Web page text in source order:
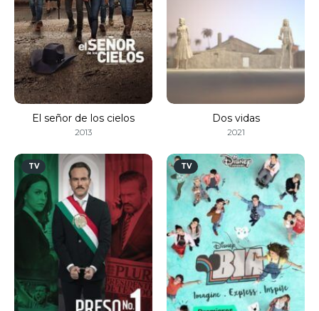
El señor de los cielos
2013
Dos vidas
2021
TV TV